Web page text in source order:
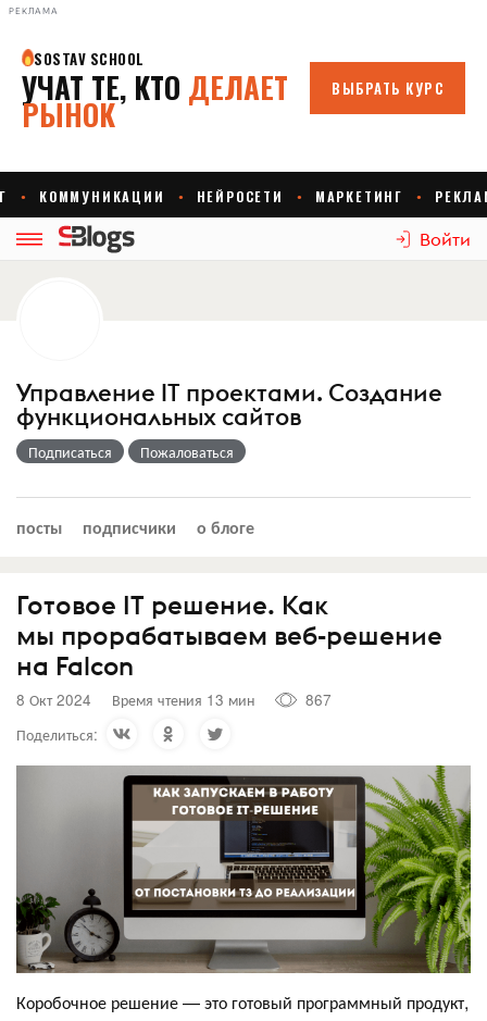
РЕКЛАМА
Войти
Управление IT проектами. Создание
функциональных сайтов
Подписаться Пожаловаться
посты подписчики о блоге
Готовое IT решение. Как
мы прорабатываем веб-решение
на Falcon
8 Окт 2024 Время чтения 13 мин
867
Поделиться:
Коробочное решение — это готовый программный продукт,